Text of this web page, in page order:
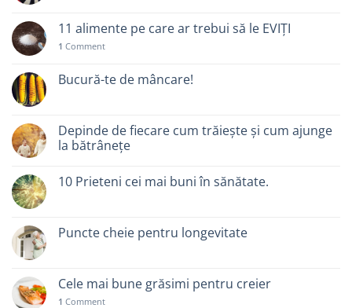
11 alimente pe care ar trebui să le EVIȚI
1 Comment
Bucură-te de mâncare!
Depinde de fiecare cum trăiește și cum ajunge
la bătrânețe
10 Prieteni cei mai buni în sănătate.
Puncte cheie pentru longevitate
Cele mai bune grăsimi pentru creier
1 Comment